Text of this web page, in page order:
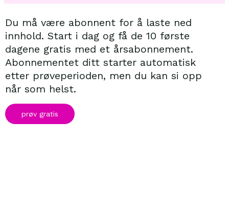
Du må være abonnent for å laste ned
innhold. Start i dag og få de 10 første
dagene gratis med et årsabonnement.
Abonnementet ditt starter automatisk
etter prøveperioden, men du kan si opp
når som helst.
prøv gratis